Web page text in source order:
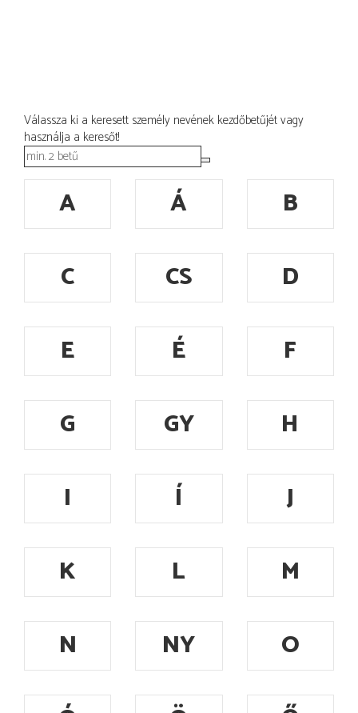
Válassza ki a keresett személy nevének kezdőbetűjét vagy
használja a keresőt!
A Á
B
C
CS
D
E
É
F
G
GY
H
I
Í
J
K
L
M
N
NY
O